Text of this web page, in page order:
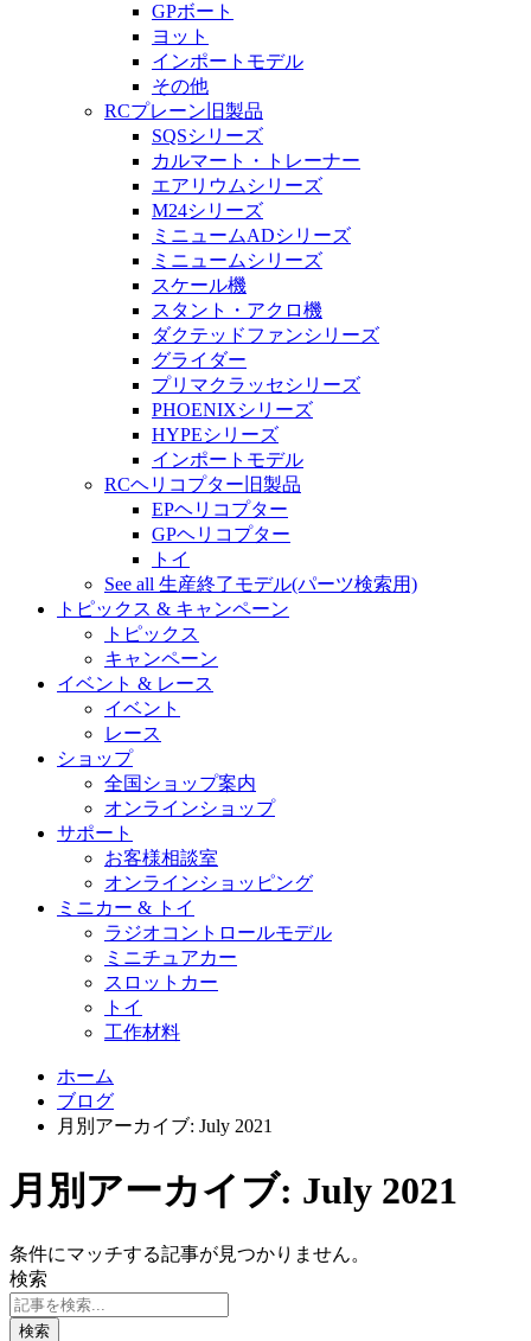
GPボート
ヨット
インポートモデル
その他
RCプレーン旧製品
SQSシリーズ
カルマート・トレーナー
エアリウムシリーズ
M24シリーズ
ミニュームADシリーズ
ミニュームシリーズ
スケール機
スタント・アクロ機
ダクテッドファンシリーズ
グライダー
プリマクラッセシリーズ
PHOENIXシリーズ
HYPEシリーズ
インポートモデル
RCヘリコプター旧製品
EPヘリコプター
GPヘリコプター
トイ
See all 生産終了モデル(パーツ検索用)
トピックス & キャンペーン
トピックス
キャンペーン
イベント & レース
イベント
レース
ショップ
全国ショップ案内
オンラインショップ
サポート
お客様相談室
オンラインショッピング
ミニカー & トイ
ラジオコントロールモデル
ミニチュアカー
スロットカー
トイ
工作材料
ホーム
ブログ
月別アーカイブ: July 2021
月別アーカイブ: July 2021
条件にマッチする記事が見つかりません。
検索
検索